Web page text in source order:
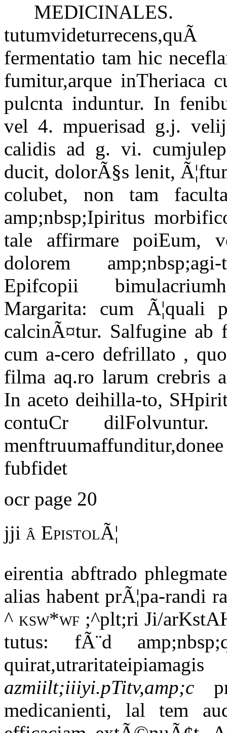
fermentatio tam hic
fumitur,arque inTheriaca
pulcnta induntur. In
vel 4. mpuerisad g.j.
calidis ad g. vi.
ducit, dolorÃ§s lenit,
colubet, non tam
amp;nbsp;Ipiritus
tale affirmare poiEum,
dolorem
Epifcopii
Margarita: cum
calcinÃ¤tur. Salfugine
cum a-cero defrillato ,
filma aq.ro larum crebris
In aceto deihilla-to,
contuCr
fubfidet
ocr page 20
jji â EpistolÃ¦
eirentia abftrado
alias habent prÃ¦pa-randi
^ ksw*wf ;^plt;ri Ji/
tutus: fÃ¨d
azmiilt;iiiyi.pTitv,amp;c
medicanienti, lal tem